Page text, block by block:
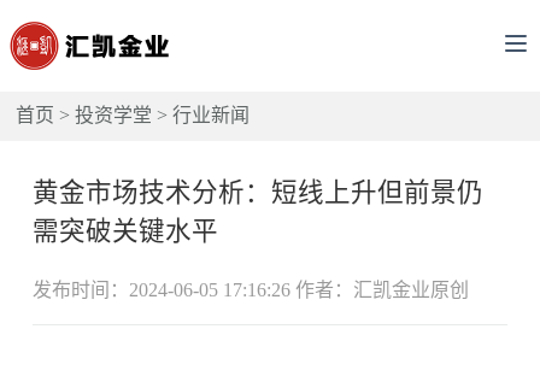
首页 >投资学堂 >行业新闻
黄金市场技术分析：短线上升但前景仍
需突破关键水平
发布时间：2024-06-05 17:16:26 作者：汇凯金业原创